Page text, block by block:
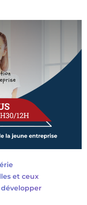
et ceux